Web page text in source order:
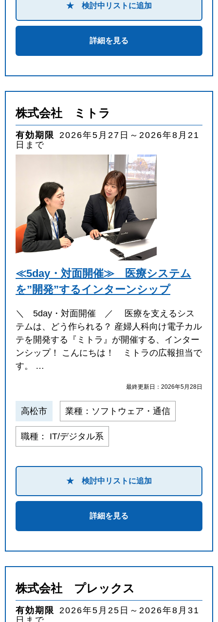
★ 検討中リストに追加
詳細を見る
株式会社 ミトラ
有効期限 2026年5月27日～2026年8月21
日まで
≪5day・対面開催≫ 医療システム
を”開発”するインターンシップ
＼ 5day・対面開催 ／ 医療を支えるシス
テムは、どう作られる？ 産婦人科向け電子カル
テを開発する『ミトラ』が開催する、インター
ンシップ！ こんにちは！ ミトラの広報担当で
す。 …
最終更新日：2026年5月28日
高松市 業種：ソフトウェア・通信
職種： IT/デジタル系
★ 検討中リストに追加
詳細を見る
株式会社 プレックス
有効期限
2026年5月25日～2026年8月31
日まで